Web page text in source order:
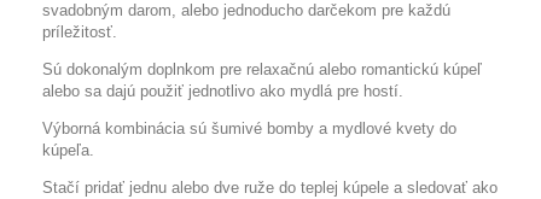
svadobným darom, alebo jednoducho darčekom pre každú
príležitosť.
Sú dokonalým doplnkom pre relaxačnú alebo romantickú kúpeľ
alebo sa dajú použiť jednotlivo ako mydlá pre hostí.
Výborná kombinácia sú šumivé bomby a mydlové kvety do
kúpeľa.
Stačí pridať jednu alebo dve ruže do teplej kúpele a sledovať ako